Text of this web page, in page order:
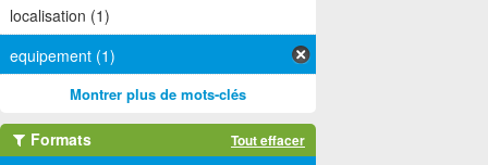
localisation (1)
equipement (1)
Montrer plus de mots-clés
Formats Tout effacer